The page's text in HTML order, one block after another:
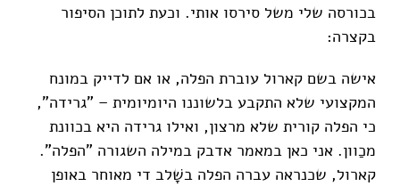
בכורסה שלי משל סירסו אותי. וכעת לתוכן הסיפור
בקצרה:
אישה בשם קארול עוברת הפלה, או אם לדייק במונח
המקצועי שלא התקבע בלשוננו היומיומית – "גרידה",
כי הפלה קורית שלא מרצון, ואילו גרידה היא בכוונת
מכַוון. אני כאן במאמר אדבק במילה השגורה "הפלה".
קארול, שכנראה עברה הפלה בשָׁלב די מאוחר באופן